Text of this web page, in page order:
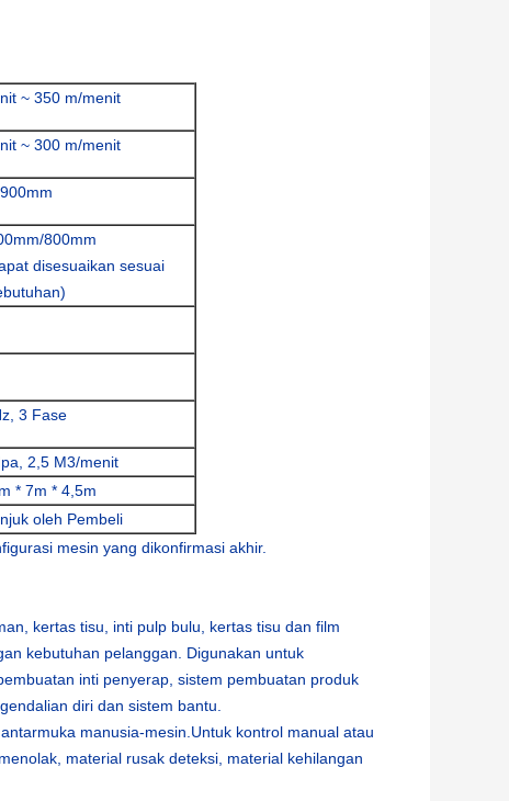
~ 350 m/menit
~ 300 m/menit
800mm
disesuaikan sesuai
3 Fase
2,5 M3/menit
* 7m * 4,5m
oleh Pembeli
mesin yang dikonfirmasi akhir.
kertas tisu, inti pulp bulu, kertas tisu dan film
kebutuhan pelanggan. Digunakan untuk
inti penyerap, sistem pembuatan produk
diri dan sistem bantu.
manusia-mesin.Untuk kontrol manual atau
material rusak deteksi, material kehilangan